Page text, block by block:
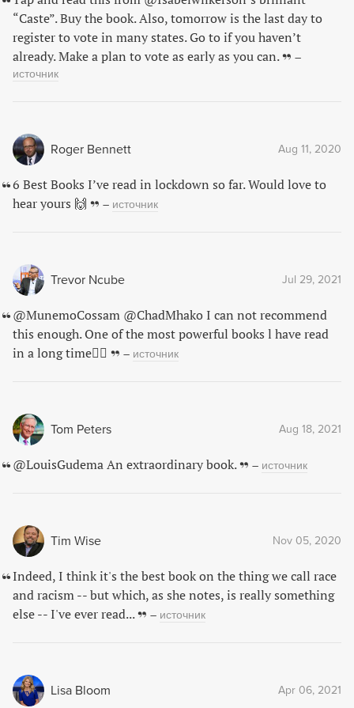
“Caste”. Buy the book. Also, tomorrow is the last day to
register to vote in many states. Go to if you haven’t
already. Make a plan to vote as early as you can.
–
источник
Roger Bennett Aug 11, 2020
6 Best Books I’ve read in lockdown so far. Would love to
hear yours 🙌
– источник
Trevor Ncube Jul 29, 2021
@MunemoCossam @ChadMhako I can not recommend
this enough. One of the most powerful books l have read
in a long time👇🏿
– источник
Tom Peters Aug 18, 2021
@LouisGudema An extraordinary book. – источник
Tim Wise Nov 05, 2020
Indeed, I think it's the best book on the thing we call race
and racism -- but which, as she notes, is really something
else -- I've ever read...
– источник
Lisa Bloom Apr 06, 2021